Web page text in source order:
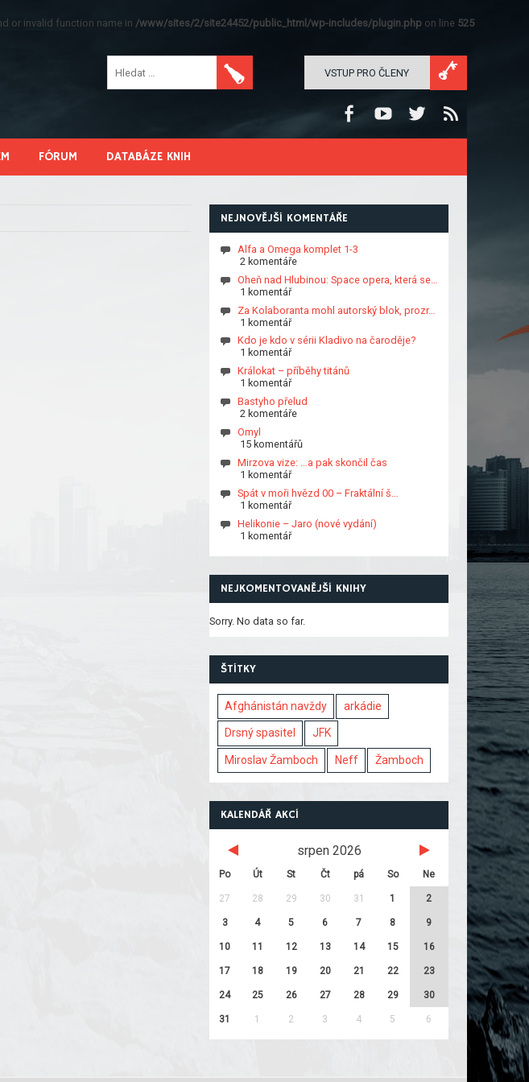
or invalid function name in /www/sites/2/site24452/public_html/wp-includes/plugin.php on line 525
VSTUP PRO ČLENY
FÓRUM DATABÁZE KNIH
NEJNOVĚJŠÍ KOMENTÁŘE
Alfa a Omega komplet 1-3
2 komentáře
Oheň nad Hlubinou: Space opera, která se…
1 komentář
Za Kolaboranta mohl autorský blok, prozr…
1 komentář
Kdo je kdo v sérii Kladivo na čaroděje?
1 komentář
Králokat – příběhy titánů
1 komentář
Bastyho přelud
2 komentáře
Omyl
15 komentářů
Mirzova vize: …a pak skončil čas
1 komentář
Spát v moři hvězd 00 – Fraktální š…
1 komentář
Helikonie – Jaro (nové vydání)
1 komentář
NEJKOMENTOVANĚJŠÍ KNIHY
Sorry. No data so far.
ŠTÍTKY
Afghánistán navždy arkádie
Drsný spasitel JFK
Miroslav Žamboch Neff Žamboch
KALENDÁŘ AKCÍ
srpen 2026
Po Út St Čt pá So Ne
27 28 29 30 31 1 2
3 4 5 6 7 8 9
10 11 12 13 14 15 16
17 18 19 20 21 22 23
24 25 26 27 28 29 30
31 1 2 3 4 5 6